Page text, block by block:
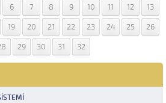
6 7 8 9 10 11 12 13
19 20 21 22 23 24 25 26
29 30 31 32